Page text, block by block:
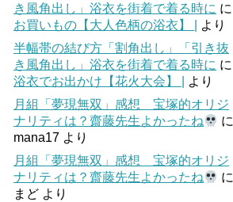
き風角出し」浴衣を街着で着る時に に
お買いもの【大人色柄の浴衣】 |
より
半幅帯の結び方「割角出し」「引き抜
き風角出し」浴衣を街着で着る時に に
浴衣でお出かけ【花火大会】 |
より
月組「夢現無双」感想 宝塚的オリジ
ナリティは？齋藤先生よかったね
に
mana17 より
月組「夢現無双」感想 宝塚的オリジ
ナリティは？齋藤先生よかったね
に
まど より